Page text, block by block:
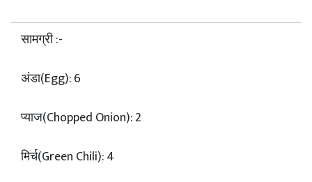
सामग्री :-
अंडा(Egg): 6
प्याज(Chopped Onion): 2
मिर्च(Green Chili): 4